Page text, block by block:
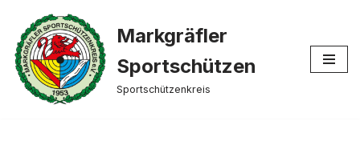
Zum
Inhalt
springen
Markgräfler
Sportschützen
Sportschützenkreis